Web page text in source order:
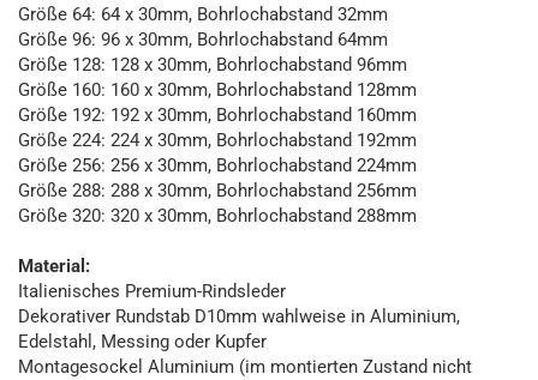
Größe 64: 64 x 30mm, Bohrlochabstand 32mm
Größe 96: 96 x 30mm, Bohrlochabstand 64mm
Größe 128: 128 x 30mm, Bohrlochabstand 96mm
Größe 160: 160 x 30mm, Bohrlochabstand 128mm
Größe 192: 192 x 30mm, Bohrlochabstand 160mm
Größe 224: 224 x 30mm, Bohrlochabstand 192mm
Größe 256: 256 x 30mm, Bohrlochabstand 224mm
Größe 288: 288 x 30mm, Bohrlochabstand 256mm
Größe 320: 320 x 30mm, Bohrlochabstand 288mm
Material:
Italienisches Premium-Rindsleder
Dekorativer Rundstab D10mm wahlweise in Aluminium,
Edelstahl, Messing oder Kupfer
Montagesockel Aluminium (im montierten Zustand nicht